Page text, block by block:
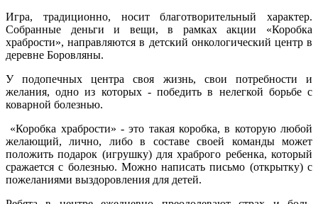
Игра, традиционно, носит благотворительный характер.
Собранные деньги и вещи, в рамках акции «Коробка
храбрости», направляются в детский онкологический центр в
деревне Боровляны.
У подопечных центра своя жизнь, свои потребности и
желания, одно из которых - победить в нелегкой борьбе с
коварной болезнью.
«Коробка храбрости» - это такая коробка, в которую любой
желающий, лично, либо в составе своей команды может
положить подарок (игрушку) для храброго ребенка, который
сражается с болезнью. Можно написать письмо (открытку) с
пожеланиями выздоровления для детей.